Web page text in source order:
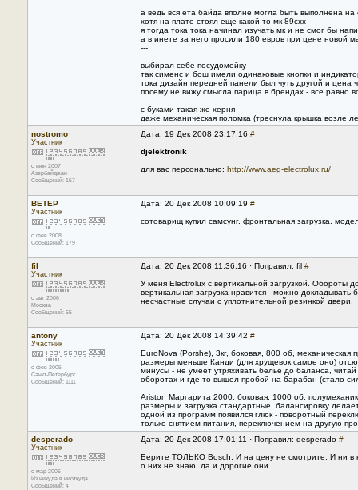
а ведь вся ета байда вполне могла быть выполнена
хотя на плате стоял еще какой то мк 89схх
я тогда тока тока начинал изучать мк и не смог бы
а в инете за него просили 180 евров при цене новой
---
выбирал себе посудомойку
так сименс и бош имели одинаковые кнопки и
тока дизайн передней панели был чуть другой и цена
посему не вижу смысла парица в брендах - все равно
с буками такая же херня
даже механическая поломка (треснула крышка возле
nostromo
Участник
с июн 2007
Азербайджан
Сообщений: 157
Дата: 19 Дек 2008 23:17:16 #
djelektronik
для вас персонально: http://www.aeg-electrolux.ru/
ВЕТЕР
Участник
с фев 2008
Сообщений: 179
Дата: 20 Дек 2008 10:09:19 #
сотоварищ купил самсунг. фронтальная загрузка.
fil
Участник
с авг 2006
Москва
Сообщений: 65
Дата: 20 Дек 2008 11:36:16 · Поправил: fil #
У меня Electrolux с вертикальной загрузкой. Обороты
вертикальная загрузка нравится - можно
несчастные случаи с уплотнительной резинкой двери.
antony
Участник
с фев 2005
Санкт-Петербург
Сообщений: 1111
Дата: 20 Дек 2008 14:39:42 #
EuroNova (Porshe), 3кг, боковая, 800 об, механическая
размеры меньше Канди (для хрущевок самое оно)
минусы - не умеет утряхивать белье до баланса,
оборотах и где-то вышел пробой на барабан (стало
Ariston Маргарита 2000, боковая, 1000 об,
размеры и загрузка стандартные, балансировку
одной из программ появился глюк - поворотный
только снятием питания, переключением на другую
desperado
Участник
с мар 2006
Из никуда в ниоткуда
Сообщений: 4
Дата: 20 Дек 2008 17:01:11 · Поправил: desperado #
Берите ТОЛЬКО Bosch. И на цену не смотрите. И ни в
о них не знаю, да и дорогие они...